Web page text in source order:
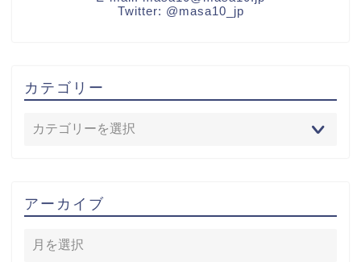
Twitter: @masa10_jp
カテゴリー
アーカイブ